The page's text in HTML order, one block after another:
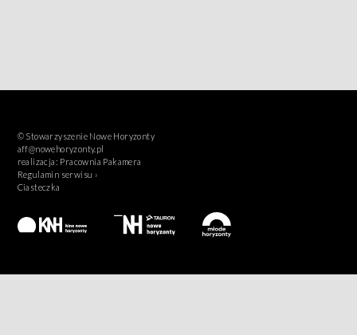
© Stowarzyszenie Nowe Horyzonty
aff@nowehoryzonty.pl
realizacja: Pracownia Pakamera
Regulamin serwisu ›
Ciasteczka